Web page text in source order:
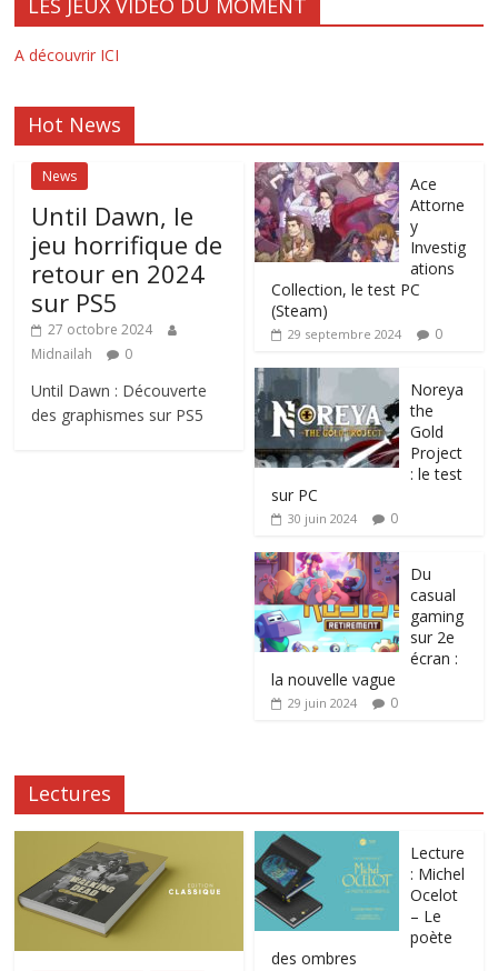
LES JEUX VIDEO DU MOMENT
A découvrir ICI
Hot News
News
Until Dawn, le
jeu horrifique de
retour en 2024
sur PS5
27 octobre 2024
Midnailah
0
Until Dawn : Découverte
des graphismes sur PS5
Ace
Attorne
y
Investig
ations
Collection, le test PC
(Steam)
29 septembre 2024 0
Noreya
the
Gold
Project
: le test
sur PC
30 juin 2024 0
Du
casual
gaming
sur 2e
écran :
la nouvelle vague
29 juin 2024 0
Lectures
Lecture
: Michel
Ocelot
– Le
poète
des ombres